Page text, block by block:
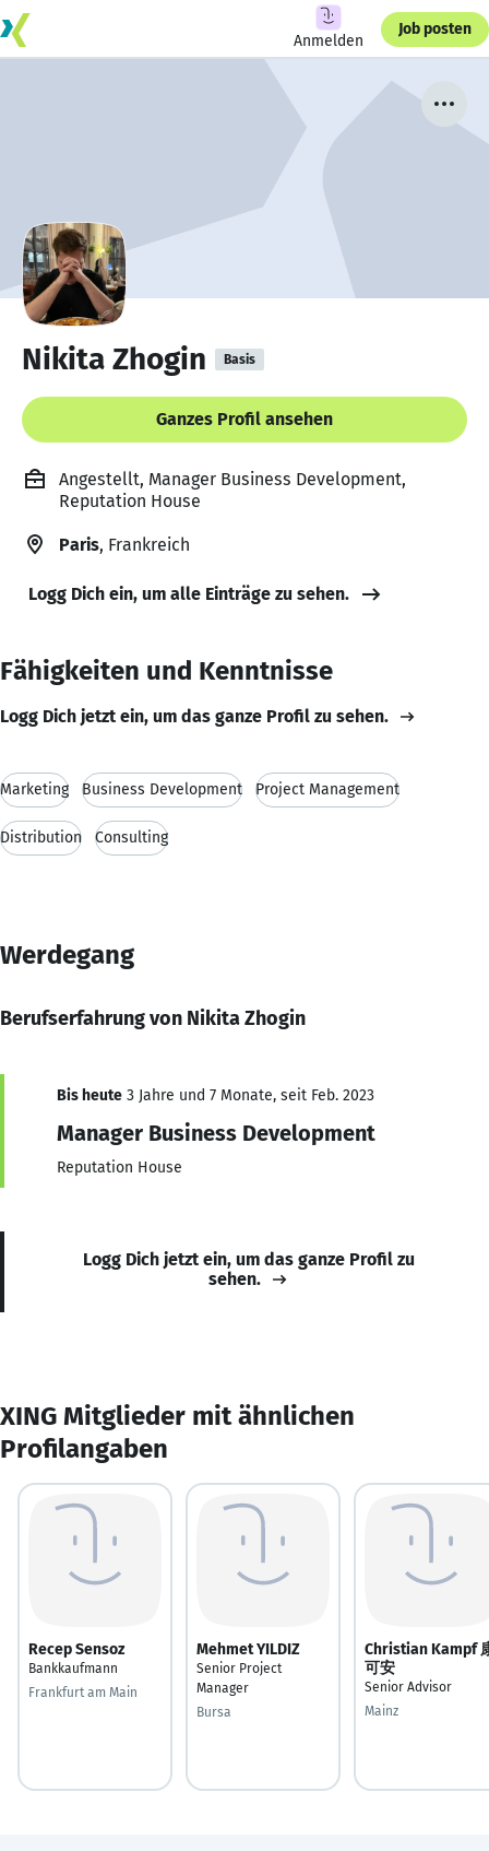
Anmelden
Job posten
Nikita Zhogin Basis
Ganzes Profil ansehen
Angestellt, Manager Business Development,
Reputation House
Paris, Frankreich
Logg Dich ein, um alle Einträge zu sehen.
Fähigkeiten und Kenntnisse
Logg Dich jetzt ein, um das ganze Profil zu sehen.
Marketing Business Development Project Management
Distribution Consulting
Werdegang
Berufserfahrung von Nikita Zhogin
Bis heute 3 Jahre und 7 Monate, seit Feb. 2023
Manager Business Development
Reputation House
Logg Dich jetzt ein, um das ganze Profil zu
sehen.
XING Mitglieder mit ähnlichen
Profilangaben
Recep Sensoz
Bankkaufmann
Frankfurt am Main
Mehmet YILDIZ
Senior Project
Manager
Bursa
Christian Kampf
可安
Senior Advisor
Mainz